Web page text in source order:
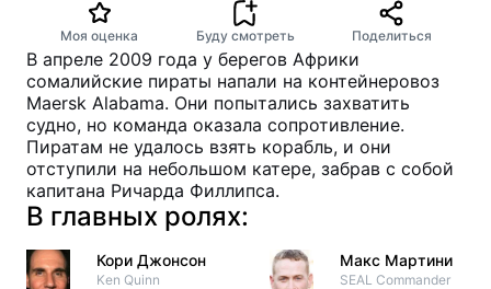
Моя оценка Буду смотреть Поделиться
В апреле 2009 года у берегов Африки
сомалийские пираты напали на контейнеровоз
Maersk Alabama. Они попытались захватить
судно, но команда оказала сопротивление.
Пиратам не удалось взять корабль, и они
отступили на небольшом катере, забрав с собой
капитана Ричарда Филлипса.
В главных ролях:
Кори Джонсон
Ken Quinn
Макс Мартини
SEAL Commander